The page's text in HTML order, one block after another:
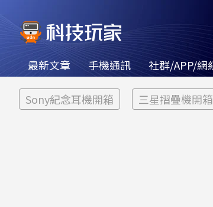
最新文章 手機通訊 社群/APP/網
Sony紀念耳機開箱 三星摺疊機開箱